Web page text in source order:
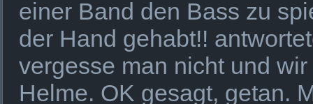
einer Band den Bass zu
der Hand gehabt!!
vergesse man nicht und
Helme. OK gesagt, getan.